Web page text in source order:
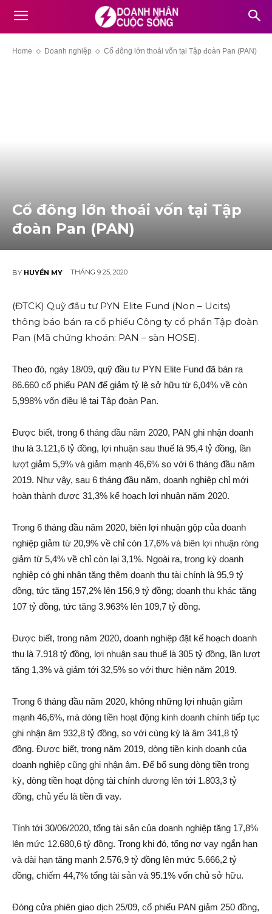
Home Doanh nghiệp Cổ đông lớn thoái vốn tại Tập đoàn Pan (PAN)
Cổ đông lớn thoái vốn tại Tập
đoàn Pan (PAN)
BY HUYỀN MY THÁNG 9 25, 2020
(ĐTCK) Quỹ đầu tư PYN Elite Fund (Non – Ucits)
thông báo bán ra cổ phiếu Công ty cổ phần Tập đoàn
Pan (Mã chứng khoán: PAN – sàn HOSE).
Theo đó, ngày 18/09, quỹ đầu tư PYN Elite Fund đã bán ra
86.660 cổ phiếu PAN để giảm tỷ lệ sở hữu từ 6,04% về còn
5,998% vốn điều lệ tại Tập đoàn Pan.
Được biết, trong 6 tháng đầu năm 2020, PAN ghi nhận doanh
thu là 3.121,6 tỷ đồng, lợi nhuận sau thuế là 95,4 tỷ đồng, lần
lượt giảm 5,9% và giảm mạnh 46,6% so với 6 tháng đầu năm
2019. Như vậy, sau 6 tháng đầu năm, doanh nghiệp chỉ mới
hoàn thành được 31,3% kế hoạch lợi nhuận năm 2020.
Trong 6 tháng đầu năm 2020, biên lợi nhuận gộp của doanh
nghiệp giảm từ 20,9% về chỉ còn 17,6% và biên lợi nhuận ròng
giảm từ 5,4% về chỉ còn lại 3,1%. Ngoài ra, trong kỳ doanh
nghiệp có ghi nhận tăng thêm doanh thu tài chính là 95,9 tỷ
đồng, tức tăng 157,2% lên 156,9 tỷ đồng; doanh thu khác tăng
107 tỷ đồng, tức tăng 3.963% lên 109,7 tỷ đồng.
Được biết, trong năm 2020, doanh nghiệp đặt kế hoạch doanh
thu là 7.918 tỷ đồng, lợi nhuận sau thuế là 305 tỷ đồng, lần lượt
tăng 1,3% và giảm tới 32,5% so với thực hiện năm 2019.
Trong 6 tháng đầu năm 2020, không những lợi nhuận giảm
mạnh 46,6%, mà dòng tiền hoạt động kinh doanh chính tiếp tục
ghi nhận âm 932,8 tỷ đồng, so với cùng kỳ là âm 341,8 tỷ
đồng. Được biết, trong năm 2019, dòng tiền kinh doanh của
doanh nghiệp cũng ghi nhận âm. Để bổ sung dòng tiền trong
kỳ, dòng tiền hoạt động tài chính dương lên tới 1.803,3 tỷ
đồng, chủ yếu là tiền đi vay.
Tính tới 30/06/2020, tổng tài sản của doanh nghiệp tăng 17,8%
lên mức 12.680,6 tỷ đồng. Trong khi đó, tổng nợ vay ngắn hạn
và dài hạn tăng mạnh 2.576,9 tỷ đồng lên mức 5.666,2 tỷ
đồng, chiếm 44,7% tổng tài sản và 95.1% vốn chủ sở hữu.
Đóng cửa phiên giao dịch 25/09, cổ phiếu PAN giảm 250 đồng,